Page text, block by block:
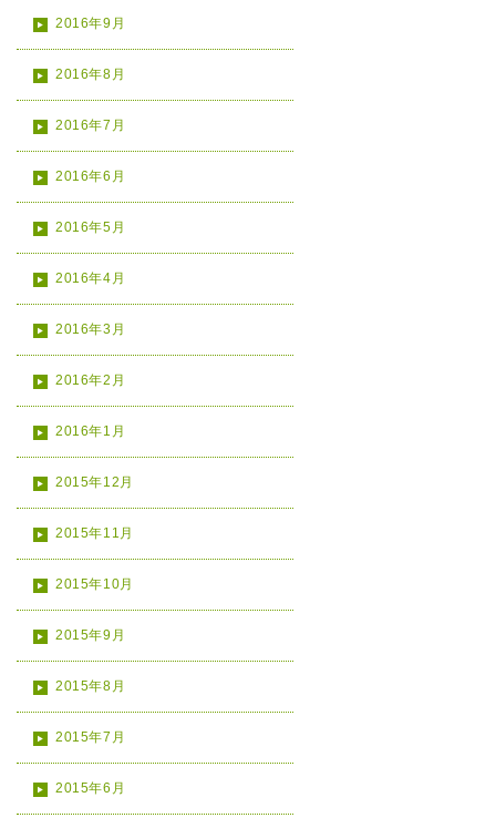
2016年9月
2016年8月
2016年7月
2016年6月
2016年5月
2016年4月
2016年3月
2016年2月
2016年1月
2015年12月
2015年11月
2015年10月
2015年9月
2015年8月
2015年7月
2015年6月